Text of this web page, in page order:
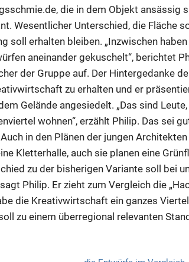
die in dem Objekt ansässig
Wesentlicher Unterschied, die Fläche
soll erhalten bleiben. „Inzwischen
aneinander gekuschelt“, berichtet
der Gruppe auf. Der Hintergedanke
zu erhalten und er
Gelände angesiedelt. „Das sind
wohnen“, erzählt Philip. Das sei
in den Plänen der jungen
Kletterhalle, auch sie planen eine
zu der bisherigen Variante soll bei
Philip. Er zieht zum Vergleich die
die Kreativwirtschaft ein ganzes
zu einem überregional relevanten